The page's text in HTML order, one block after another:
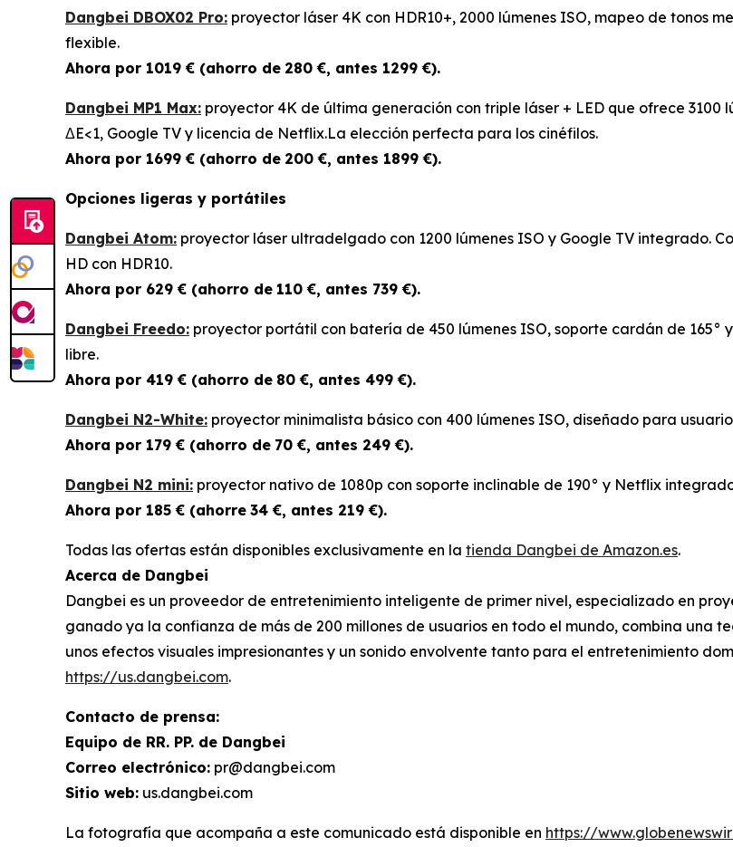
Dangbei DBOX02 Pro: proyector láser 4K con HDR10+, 2000 lúmenes ISO, mapeo de tonos
flexible.
Ahora por 1019 € (ahorro de 280 €, antes 1299 €).
Dangbei MP1 Max: proyector 4K de última generación con triple láser + LED que ofrece 3100
ΔE<1, Google TV y licencia de Netflix.La elección perfecta para los cinéfilos.
Ahora por 1699 € (ahorro de 200 €, antes 1899 €).
Opciones ligeras y portátiles
Dangbei Atom: proyector láser ultradelgado con 1200 lúmenes ISO y Google TV integrado.
HD con HDR10.
Ahora por 629 € (ahorro de 110 €, antes 739 €).
Dangbei Freedo: proyector portátil con batería de 450 lúmenes ISO, soporte cardán de
libre.
Ahora por 419 € (ahorro de 80 €, antes 499 €).
Dangbei N2-White: proyector minimalista básico con 400 lúmenes ISO, diseñado para
Ahora por 179 € (ahorro de 70 €, antes 249 €).
Dangbei N2 mini: proyector nativo de 1080p con soporte inclinable de 190° y Netflix
Ahora por 185 € (ahorre 34 €, antes 219 €).
Todas las ofertas están disponibles exclusivamente en la tienda Dangbei de Amazon.es.
Acerca de Dangbei
Dangbei es un proveedor de entretenimiento inteligente de primer nivel, especializado en
ganado ya la confianza de más de 200 millones de usuarios en todo el mundo, combina una
unos efectos visuales impresionantes y un sonido envolvente tanto para el entretenimiento
https://us.dangbei.com.
Contacto de prensa:
Equipo de RR. PP. de Dangbei
Correo electrónico: pr@dangbei.com
Sitio web: us.dangbei.com
La fotografía que acompaña a este comunicado está disponible en https://